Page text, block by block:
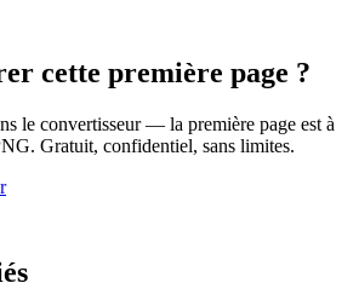
cette première page ?
le convertisseur — la première page est à
Gratuit, confidentiel, sans limites.